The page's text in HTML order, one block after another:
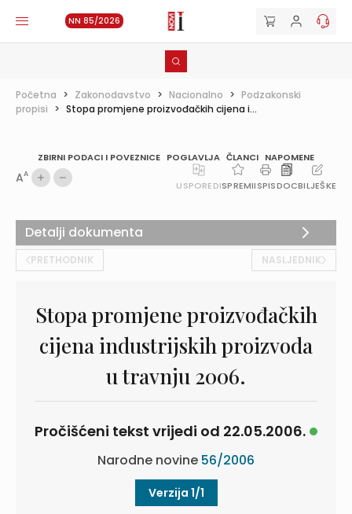
NN 85/2026
Početna > Zakonodavstvo > Nacionalno > Podzakonski
propisi > Stopa promjene proizvođačkih cijena i...
ZBIRNI PODACI I POVEZNICE POGLAVLJA ČLANCI NAPOMENE
AA
USPOREDISPREMIISPISDOCBILJEŠKE
PRETHODNIK NASLJEDNIK
Stopa promjene proizvođačkih
cijena industrijskih proizvoda
u travnju 2006.
Pročišćeni tekst vrijedi od 22.05.2006.
Narodne novine 56/2006
Verzija 1/1
Detalji dokumenta